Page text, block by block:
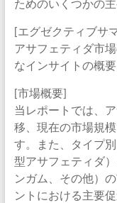
ためのいくつかの
[エグゼクティブサ
アサフェティダ市
なインサイトの概
[市場概要]
当レポートでは、
移、現在の市場規
す。また、タイプ
型アサフェティダ
ンガム、その他）
ントにおける主要